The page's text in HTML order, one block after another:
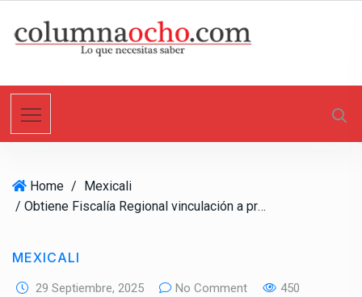
t
Home / Mexicali
/ Obtiene Fiscalía Regional vinculación a proceso de tres sujetos por violencia familiar
MEXICALI
29 Septiembre, 2025 No Comment
450